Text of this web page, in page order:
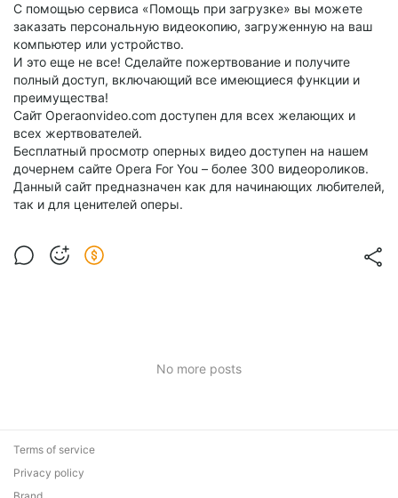
С помощью сервиса «Помощь при загрузке» вы можете
заказать персональную видеокопию, загруженную на ваш
компьютер или устройство.
И это еще не все! Сделайте пожертвование и получите
полный доступ, включающий все имеющиеся функции и
преимущества!
Сайт Operaonvideo.com доступен для всех желающих и
всех жертвователей.
Бесплатный просмотр оперных видео доступен на нашем
дочернем сайте Opera For You – более 300 видеороликов.
Данный сайт предназначен как для начинающих любителей,
так и для ценителей оперы.
No more posts
Terms of service
Privacy policy